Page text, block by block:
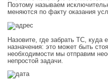
Поэтому называем
меняются по факту оказания
Назовите, где забрать ТС, куда
назначения: это может быть
необходимости мы отправим
непростой задачи.